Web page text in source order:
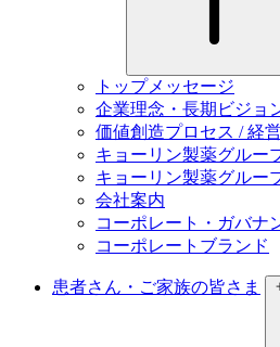
トップメッセージ
企業理念・長期ビジョ
価値創造プロセス / 経
キョーリン製薬グルー
キョーリン製薬グルー
会社案内
コーポレート・ガバナ
コーポレートブランド
患者さん・ご家族の皆さま